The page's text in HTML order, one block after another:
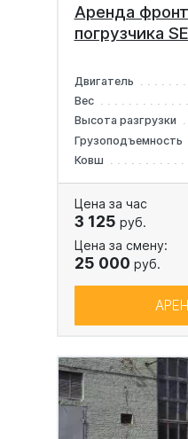
Аренда
погрузчика
Двигатель
Вес
Высота разгрузки
Грузоподъемность
Ковш
Цена за час
3 125 руб.
Цена за смену:
25 000 руб.